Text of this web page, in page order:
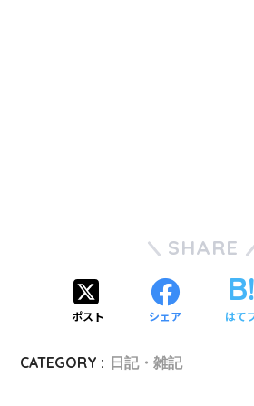
SHARE
ポスト シェア はて
CATEGORY : 日記・雑記